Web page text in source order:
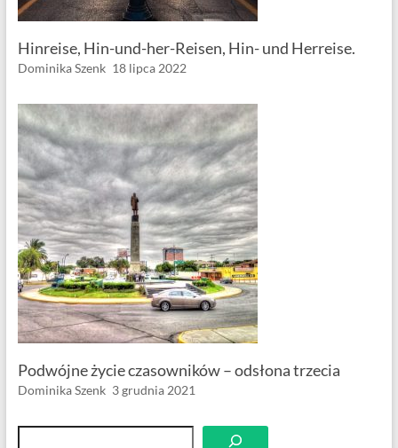
Hinreise, Hin-und-her-Reisen, Hin- und Herreise.
Dominika Szenk 18 lipca 2022
Podwójne życie czasowników – odsłona trzecia
Dominika Szenk 3 grudnia 2021
Szukaj